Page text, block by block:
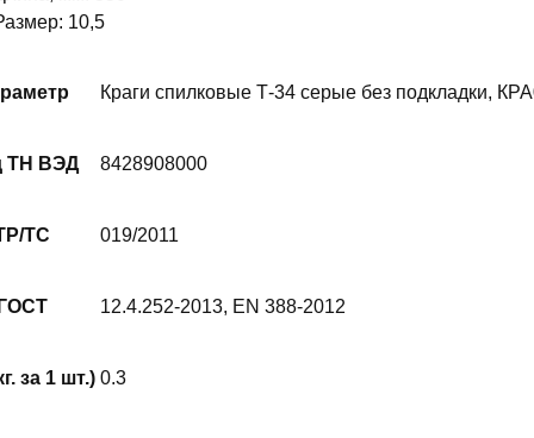
10,5
Краги спилковые Т-34 серые без подкладки,
ТН ВЭД 8428908000
ТС 019/2011
ГОСТ 12.4.252-2013, EN 388-2012
за 1 шт.) 0.3